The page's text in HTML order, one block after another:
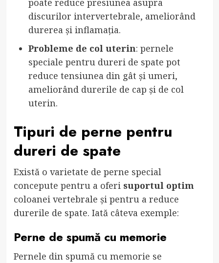
poate reduce presiunea asupra
discurilor intervertebrale, ameliorând
durerea și inflamația.
Probleme de col uterin: pernele
speciale pentru dureri de spate pot
reduce tensiunea din gât și umeri,
ameliorând durerile de cap și de col
uterin.
Tipuri de perne pentru
dureri de spate
Există o varietate de perne special
concepute pentru a oferi suportul optim
coloanei vertebrale și pentru a reduce
durerile de spate. Iată câteva exemple:
Perne de spumă cu memorie
Pernele din spumă cu memorie se